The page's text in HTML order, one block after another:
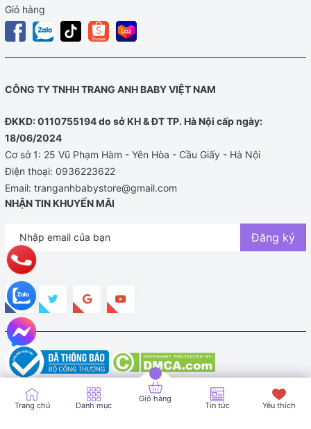
Giỏ hàng
CÔNG TY TNHH TRANG ANH BABY VIỆT NAM
ĐKKD: 0110755194 do sở KH & ĐT TP. Hà Nội cấp ngày:
18/06/2024
Cơ sở 1: 25 Vũ Phạm Hàm - Yên Hòa - Cầu Giấy - Hà Nội
Điện thoại: 0936223622
Email: tranganhbabystore@gmail.com
NHẬN TIN KHUYẾN MÃI
Đăng ký
Bản quyền thuộc về TRANG ANH BABY STORE |Cung cấp bởiSapo
Trang chủ Danh mục
Giỏ hàng
Tin tức Yêu thích